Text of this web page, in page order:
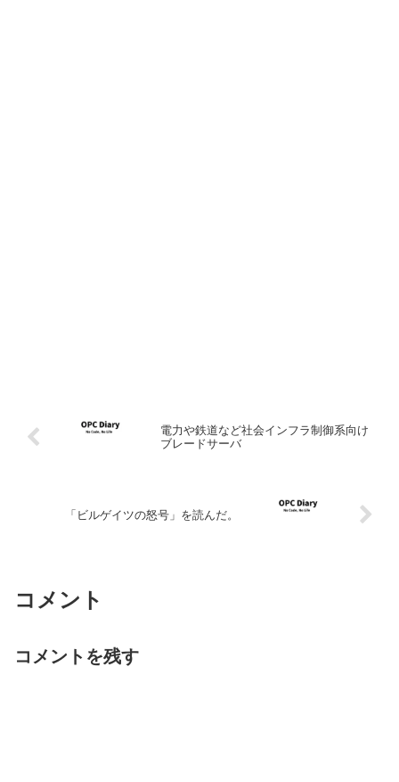
電力や鉄道など社会インフラ制御系向け
ブレードサーバ
「ビルゲイツの怒号」を読んだ。
コメント
コメントを残す